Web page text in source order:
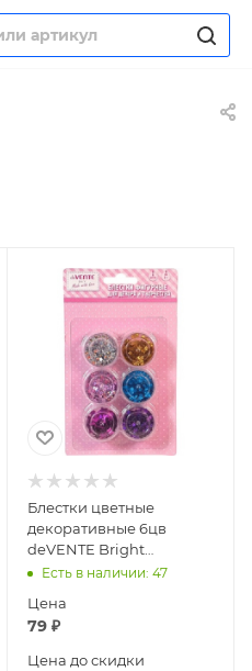
Блестки цветные
декоративные 6цв
deVENTE Bright
фигурные ассорти
Есть в наличии: 47
Цена
79₽
Цена до скидки